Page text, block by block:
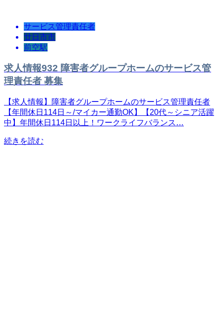
サービス管理責任者
廿日市市
前空駅
求人情報932 障害者グループホームのサービス管
理責任者 募集
【求人情報】障害者グループホームのサービス管理責任者
【年間休日114日～/マイカー通勤OK】【20代～シニア活躍
中】年間休日114日以上！ワークライフバランス…
続きを読む